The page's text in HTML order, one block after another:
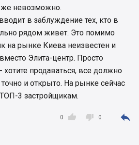
же невозможно.
в заблуждение тех, кто в
рядом живет. Это помимо
на рынке Киева неизвестен и
Элита-центр. Просто
хотите продаваться, все должно
и открыто. На рынке сейчас
3 застройщикам.

0  0 